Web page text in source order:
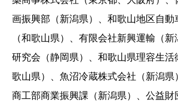
画振興部（新潟県）、和歌山地区自動
（和歌山県）、有限会社新興運輸（
研究会（静岡県）、和歌山県理容生活
歌山県）、魚沼冷蔵株式会社（新潟県
商工部商業振興課（新潟県）、公益財